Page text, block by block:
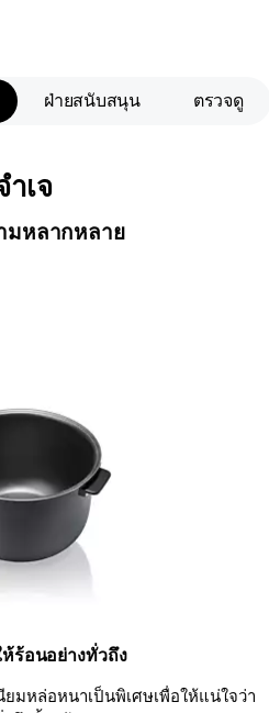
ฝ่ายสนับสนุน ตรวจดู
เจ
มหลากหลาย
ร้อนอย่างทั่วถึง
มหล่อหนาเป็นพิเศษเพื่อให้แน่ใจว่า